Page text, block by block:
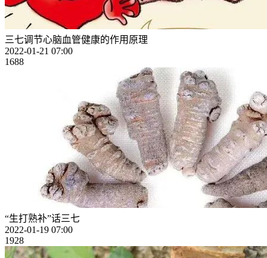
三七调节心脑血管健康的作用原理
2022-01-21 07:00
1688
“生打熟补”话三七
2022-01-19 07:00
1928